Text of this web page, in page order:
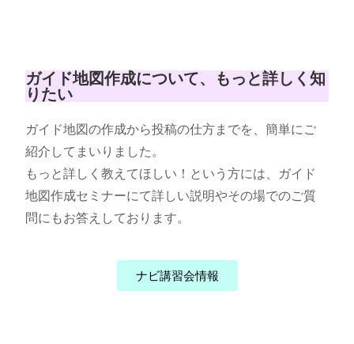
ガイド地図作成について、もっと詳しく知
りたい
ガイド地図の作成から投稿の仕方までを、簡単にご
紹介してまいりました。
もっと詳しく教えてほしい！という方には、ガイド
地図作成セミナーにて詳しい説明やその場でのご質
問にもお答えしております。
ナビ講習会情報